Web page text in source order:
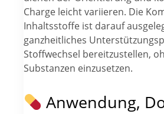
Charge leicht variieren. Die
Inhaltsstoffe ist darauf
ganzheitliches
Stoffwechsel bereitzustellen,
Substanzen einzusetzen.
Anwendung,